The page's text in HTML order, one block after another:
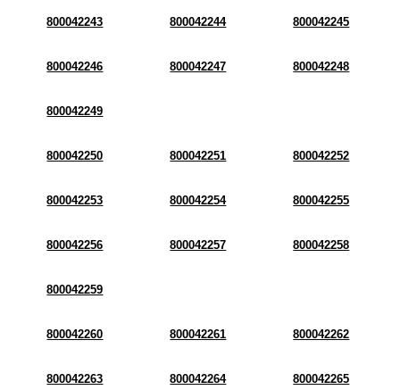
800042243 800042244 800042245
800042246 800042247 800042248
800042249
800042250 800042251 800042252
800042253 800042254 800042255
800042256 800042257 800042258
800042259
800042260 800042261 800042262
800042263 800042264 800042265